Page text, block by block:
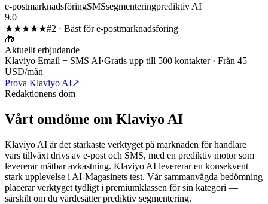
e-postmarknadsföringSMSsegmenteringprediktiv AI
9.0
★★★★★#2 · Bäst för e-postmarknadsföring
🎁
Aktuellt erbjudande
Klaviyo Email + SMS AI·Gratis upp till 500 kontakter · Från 45
USD/mån
Prova Klaviyo AI↗
Redaktionens dom
Vårt omdöme om Klaviyo AI
Klaviyo AI är det starkaste verktyget på marknaden för handlare
vars tillväxt drivs av e-post och SMS, med en prediktiv motor som
levererar mätbar avkastning. Klaviyo AI levererar en konsekvent
stark upplevelse i AI-Magasinets test. Vår sammanvägda bedömning
placerar verktyget tydligt i premiumklassen för sin kategori —
särskilt om du värdesätterprediktiv segmentering.